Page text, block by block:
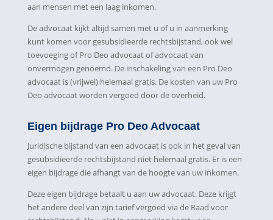
aan mensen met een laag inkomen.
De advocaat kijkt altijd samen met u of u in aanmerking
kunt komen voor gesubsidieerde rechtsbijstand, ook wel
toevoeging of Pro Deo advocaat of advocaat van
onvermogen genoemd. De inschakeling van een Pro Deo
advocaat is (vrijwel) helemaal gratis. De kosten van uw Pro
Deo advocaat worden vergoed door de overheid.
Eigen bijdrage Pro Deo Advocaat
Juridische bijstand van een advocaat is ook in het geval van
gesubsidieerde rechtsbijstand niet helemaal gratis. Er is een
eigen bijdrage die afhangt van de hoogte van uw inkomen.
Deze eigen bijdrage betaalt u aan uw advocaat. Deze krijgt
het andere deel van zijn tarief vergoed via de Raad voor